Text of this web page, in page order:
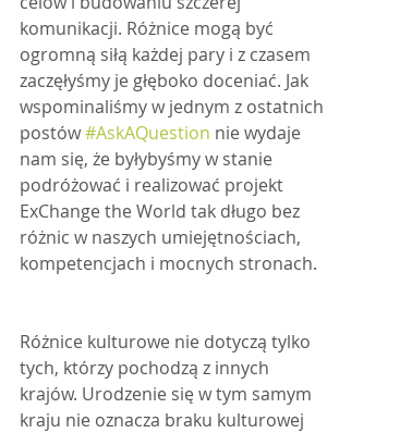
komunikacji. Różnice mogą być
ogromną siłą każdej pary i z czasem
zaczęłyśmy je głęboko doceniać. Jak
wspominaliśmy w jednym z ostatnich
postów #AskAQuestion nie wydaje
nam się, że byłybyśmy w stanie
podróżować i realizować projekt
ExChange the World tak długo bez
różnic w naszych umiejętnościach,
kompetencjach i mocnych stronach.
Różnice kulturowe nie dotyczą tylko
tych, którzy pochodzą z innych
krajów. Urodzenie się w tym samym
kraju nie oznacza braku kulturowej